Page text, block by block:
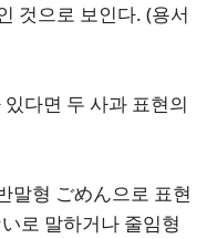
것으로 보인다. (용서
다면 두 사과 표현의
말형 ごめん으로 표현
로 말하거나 줄임형